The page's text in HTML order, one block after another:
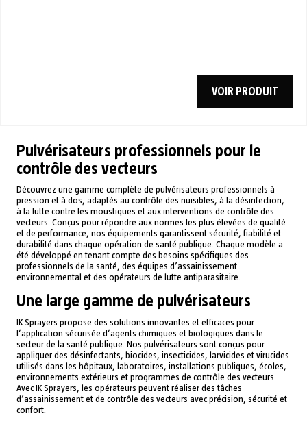
VOIR PRODUIT
Pulvérisateurs professionnels pour le
contrôle des vecteurs
Découvrez une gamme complète de pulvérisateurs professionnels à
pression et à dos, adaptés au contrôle des nuisibles, à la désinfection,
à la lutte contre les moustiques et aux interventions de contrôle des
vecteurs. Conçus pour répondre aux normes les plus élevées de qualité
et de performance, nos équipements garantissent sécurité, fiabilité et
durabilité dans chaque opération de santé publique. Chaque modèle a
été développé en tenant compte des besoins spécifiques des
professionnels de la santé, des équipes d’assainissement
environnemental et des opérateurs de lutte antiparasitaire.
Une large gamme de pulvérisateurs
IK Sprayers propose des solutions innovantes et efficaces pour
l’application sécurisée d’agents chimiques et biologiques dans le
secteur de la santé publique. Nos pulvérisateurs sont conçus pour
appliquer des désinfectants, biocides, insecticides, larvicides et virucides
utilisés dans les hôpitaux, laboratoires, installations publiques, écoles,
environnements extérieurs et programmes de contrôle des vecteurs.
Avec IK Sprayers, les opérateurs peuvent réaliser des tâches
d’assainissement et de contrôle des vecteurs avec précision, sécurité et
confort.